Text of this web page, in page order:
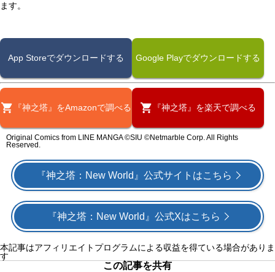
ます。
App Storeでダウンロードする Google Playでダウンロードする
『神之塔』をAmazonで調べる 『神之塔』を楽天で調べる
Original Comics from LINE MANGA ©SIU ©Netmarble Corp. All Rights
Reserved.
『神之塔：New World』公式サイトはこちら
『神之塔：New World』公式Xはこちら
本記事はアフィリエイトプログラムによる収益を得ている場合がありま
す
この記事を共有